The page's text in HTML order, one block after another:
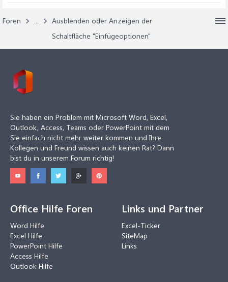
Foren ...
Ausblenden oder Anzeigen der
Schaltfläche "Einfügeoptionen"
Sie haben ein Problem mit Microsoft Word, Excel,
Outlook, Access, Teams oder PowerPoint mit dem
Sie einfach nicht mehr weiter kommen und Ihre
Kollegen und Freund wissen auch keinen Rat? Dann
bist du in unserem Forum richtig!
Office Hilfe Foren
Word Hilfe
Excel Hilfe
PowerPoint Hilfe
Access Hilfe
Outlook Hilfe
Links und Partner
Excel-Ticker
SiteMap
Links